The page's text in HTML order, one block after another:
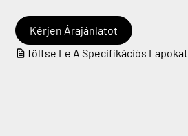
Kérjen Árajánlatot
Töltse Le A Specifikációs Lapokat